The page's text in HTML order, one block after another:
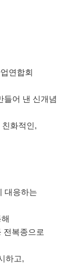
연합회
들어 낸 신개념
화적인,
대응하는
전복종으로
하고,